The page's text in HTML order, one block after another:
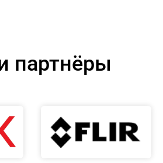
партнёры